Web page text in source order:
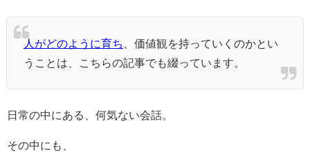
人がどのように育ち
、価値観を持っていくのかとい
うことは、こちらの記事でも綴っています。
日常の中にある、何気ない会話。
その中にも、